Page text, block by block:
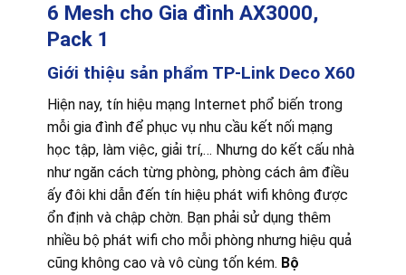
6 Mesh cho Gia đình AX3000,
Pack 1
Giới thiệu sản phẩm TP-Link Deco X60
Hiện nay, tín hiệu mạng Internet phổ biến trong
mỗi gia đình để phục vụ nhu cầu kết nối mạng
học tập, làm việc, giải trí,… Nhưng do kết cấu nhà
như ngăn cách từng phòng, phòng cách âm điều
ấy đôi khi dẫn đến tín hiệu phát wifi không được
ổn định và chập chờn. Bạn phải sử dụng thêm
nhiều bộ phát wifi cho mỗi phòng nhưng hiệu quả
cũng không cao và vô cùng tốn kém. Bộ